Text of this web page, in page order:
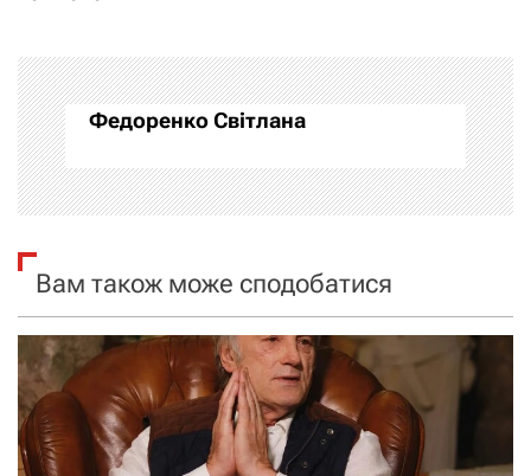
а
ц
і
а
п
и
Федоренко Світлана
Вам також може сподобатися